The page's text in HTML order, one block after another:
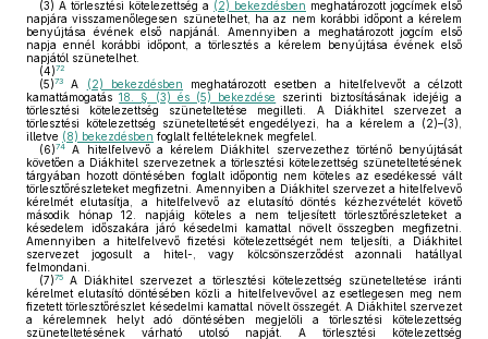
(3) A törlesztési kötelezettség a (2) bekezdésben meghatározott jogcímek első
napjára visszamenőlegesen szünetelhet, ha az nem korábbi időpont a kérelem
benyújtása évének első napjánál. Amennyiben a meghatározott jogcím első
napja ennél korábbi időpont, a törlesztés a kérelem benyújtása évének első
napjától szünetelhet.
(4)72
(5)73 A (2) bekezdésben meghatározott esetben a hitelfelvevőt a célzott
kamattámogatás18. § (3) és (5) bekezdése
szerinti biztosításának idejéig a
törlesztési kötelezettség szüneteltetése megilleti. A Diákhitel szervezet a
törlesztési kötelezettség szüneteltetését engedélyezi, ha a kérelem a (2)–(3),
illetve (8) bekezdésben foglalt feltételeknek megfelel.
(6)74
A hitelfelvevő a kérelem Diákhitel szervezethez történő benyújtását
követően a Diákhitel szervezetnek a törlesztési kötelezettség szüneteltetésének
tárgyában hozott döntésében foglalt időpontig nem köteles az esedékessé vált
törlesztőrészleteket megfizetni. Amennyiben a Diákhitel szervezet a hitelfelvevő
kérelmét elutasítja, a hitelfelvevő az elutasító döntés kézhezvételét követő
második hónap 12. napjáig köteles a nem teljesített törlesztőrészleteket a
késedelem időszakára járó késedelmi kamattal növelt összegben megfizetni.
Amennyiben a hitelfelvevő fizetési kötelezettségét nem teljesíti, a Diákhitel
szervezet jogosult a hitel-, vagy kölcsönszerződést azonnali hatállyal
felmondani.
(7)75
A Diákhitel szervezet a törlesztési kötelezettség szüneteltetése iránti
kérelmet elutasító döntésében közli a hitelfelvevővel az esetlegesen meg nem
fizetett törlesztőrészlet késedelmi kamattal növelt összegét. A Diákhitel szervezet
a kérelemnek helyt adó döntésében megjelöli a törlesztési kötelezettség
szüneteltetésének várható utolsó napját. A törlesztési kötelezettség